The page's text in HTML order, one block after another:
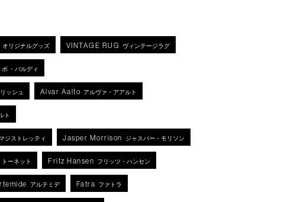
リジナルグッズ VINTAGE RUG ヴィンテージラグ
ボ ・バルディ
ッシュ Alvar Aalto アルヴァ・アアルト
ト
ジストレッティ Jasper Morrison ジャスパー・モリソン
トーネット Fritz Hansen フリッツ・ハンセン
アルテミデ Fatra ファトラ